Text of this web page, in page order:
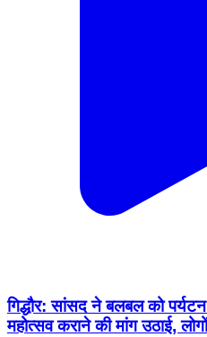
गिद्धौर: सांसद ने बलबल को
महोत्सव कराने की मांग उठाई,